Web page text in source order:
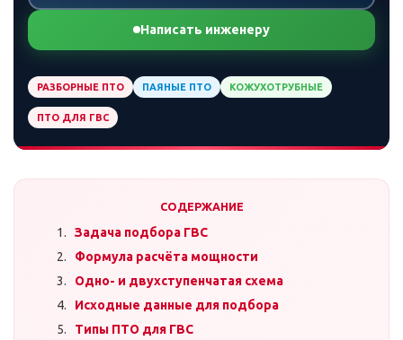
Написать инженеру
РАЗБОРНЫЕ ПТО ПАЯНЫЕ ПТО КОЖУХОТРУБНЫЕ
ПТО ДЛЯ ГВС
СОДЕРЖАНИЕ
Задача подбора ГВС
Формула расчёта мощности
Одно- и двухступенчатая схема
Исходные данные для подбора
Типы ПТО для ГВС